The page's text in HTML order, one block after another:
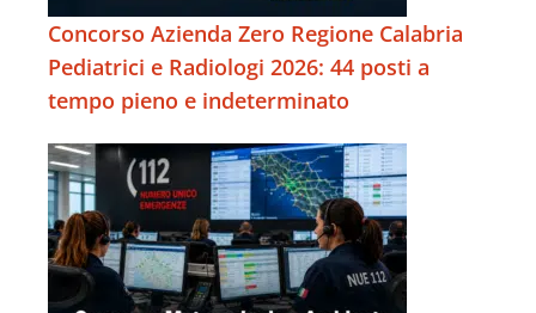
Concorso Azienda Zero Regione Calabria
Pediatrici e Radiologi 2026: 44 posti a
tempo pieno e indeterminato